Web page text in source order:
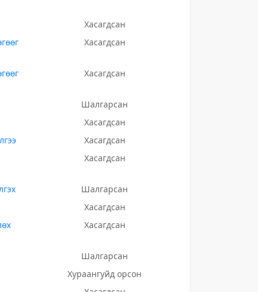
Хасагдсан
Хасагдсан
Хасагдсан
Шалгарсан
Хасагдсан
Хасагдсан
Хасагдсан
Шалгарсан
Хасагдсан
Хасагдсан
Шалгарсан
Хураангуйд орсон